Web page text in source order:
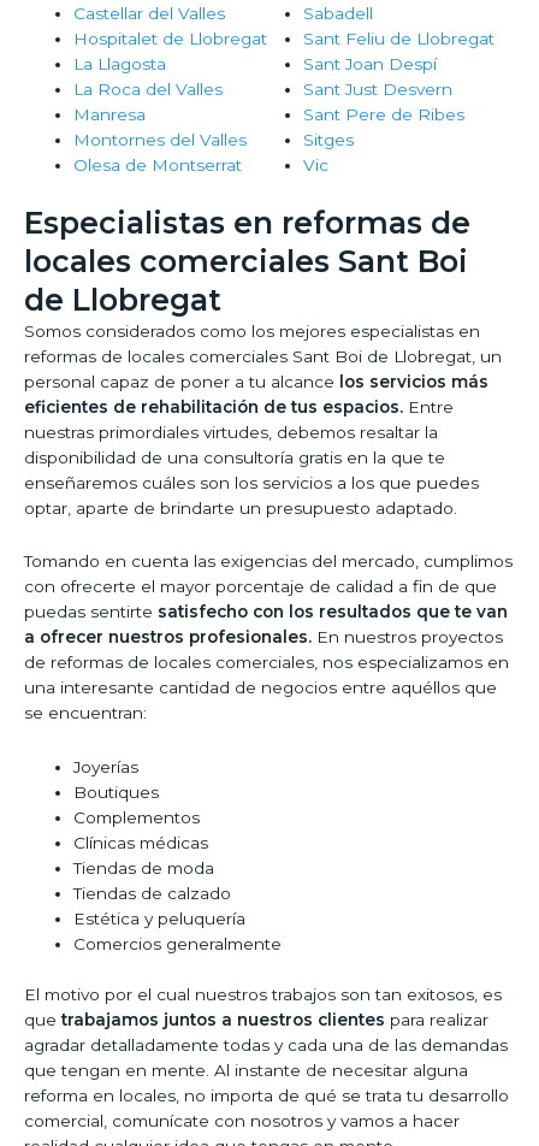
Castellar del Valles
Hospitalet de Llobregat
La Llagosta
La Roca del Valles
Manresa
Montornes del Valles
Olesa de Montserrat
Sabadell
Sant Feliu de Llobregat
Sant Joan Despí
Sant Just Desvern
Sant Pere de Ribes
Sitges
Vic
Especialistas en reformas de
locales comerciales Sant Boi
de Llobregat
Somos considerados como los mejores especialistas en
reformas de locales comerciales Sant Boi de Llobregat, un
personal capaz de poner a tu alcance los servicios más
eficientes de rehabilitación de tus espacios. Entre
nuestras primordiales virtudes, debemos resaltar la
disponibilidad de una consultoría gratis en la que te
enseñaremos cuáles son los servicios a los que puedes
optar, aparte de brindarte un presupuesto adaptado.
Tomando en cuenta las exigencias del mercado, cumplimos
con ofrecerte el mayor porcentaje de calidad a fin de que
puedas sentirte satisfecho con los resultados que te van
a ofrecer nuestros profesionales. En nuestros proyectos
de reformas de locales comerciales, nos especializamos en
una interesante cantidad de negocios entre aquéllos que
se encuentran:
Joyerías
Boutiques
Complementos
Clínicas médicas
Tiendas de moda
Tiendas de calzado
Estética y peluquería
Comercios generalmente
El motivo por el cual nuestros trabajos son tan exitosos, es
quetrabajamos juntos a nuestros clientes para realizar
agradar detalladamente todas y cada una de las demandas
que tengan en mente. Al instante de necesitar alguna
reforma en locales, no importa de qué se trata tu desarrollo
comercial, comunícate con nosotros y vamos a hacer